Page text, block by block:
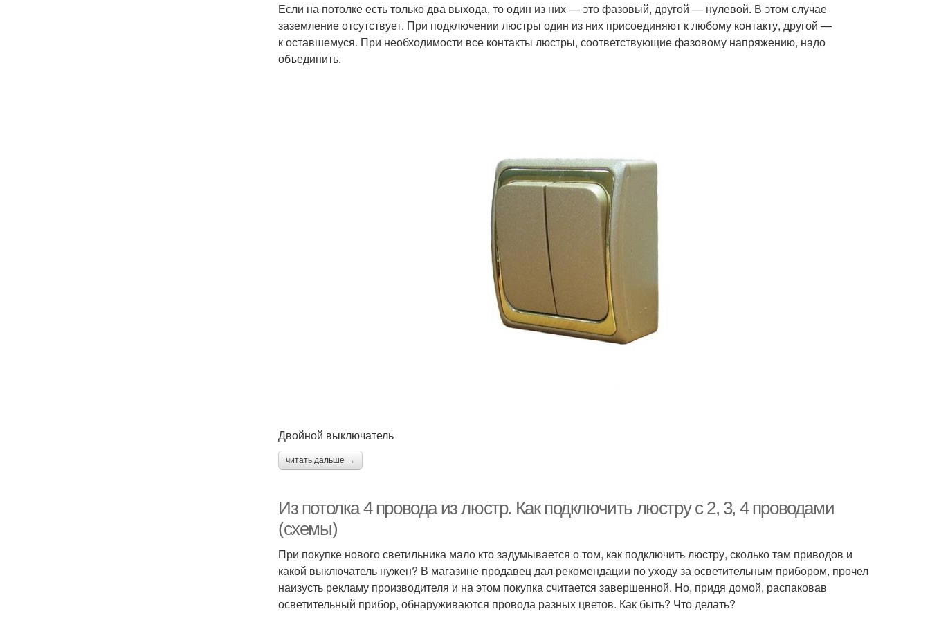
Если на потолке есть только два выхода, то один из них — это фазовый, другой — нулевой. В этом случае
заземление отсутствует. При подключении люстры один из них присоединяют к любому контакту, другой —
к оставшемуся. При необходимости все контакты люстры, соответствующие фазовому напряжению, надо
объединить.
Двойной выключатель
читать дальше →
Из потолка 4 провода из люстр. Как подключить люстру с 2, 3, 4 проводами
(схемы)
При покупке нового светильника мало кто задумывается о том, как подключить люстру, сколько там приводов и
какой выключатель нужен? В магазине продавец дал рекомендации по уходу за осветительным прибором, прочел
наизусть рекламу производителя и на этом покупка считается завершенной. Но, придя домой, распаковав
осветительный прибор, обнаруживаются провода разных цветов. Как быть? Что делать?